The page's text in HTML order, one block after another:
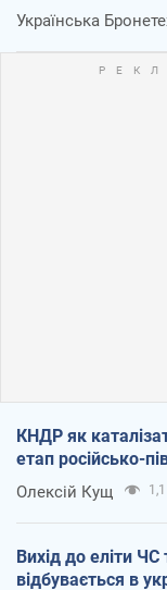
Українська
КНДР як
етап російсько-
Олексій Кущ
Вихід до еліти
відбувається в